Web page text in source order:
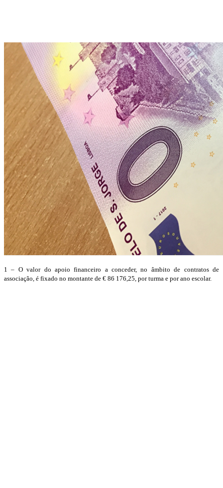
1 – O valor do apoio financeiro a conceder, no âmbito de contratos de
associação, é fixado no montante de € 86 176,25, por turma e por ano escolar.